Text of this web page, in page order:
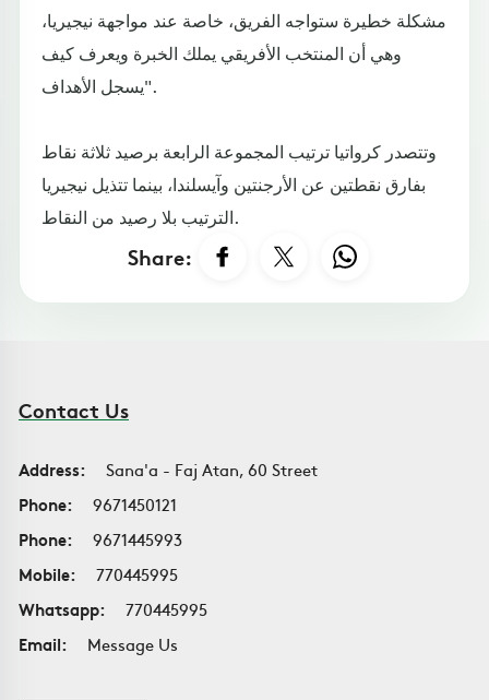
مشكلة خطيرة ستواجه الفريق، خاصة عند مواجهة نيجيريا،
وهي أن المنتخب الأفريقي يملك الخبرة ويعرف كيف
يسجل الأهداف".
وتتصدر كرواتيا ترتيب المجموعة الرابعة برصيد ثلاثة نقاط
بفارق نقطتين عن الأرجنتين وآيسلندا، بينما تتذيل نيجيريا
الترتيب بلا رصيد من النقاط.
Share:
Contact Us
Address:
Sana'a - Faj Atan, 60 Street
Phone:
9671450121
Phone:
9671445993
Mobile:
770445995
Whatsapp:
770445995
Email:
Message Us